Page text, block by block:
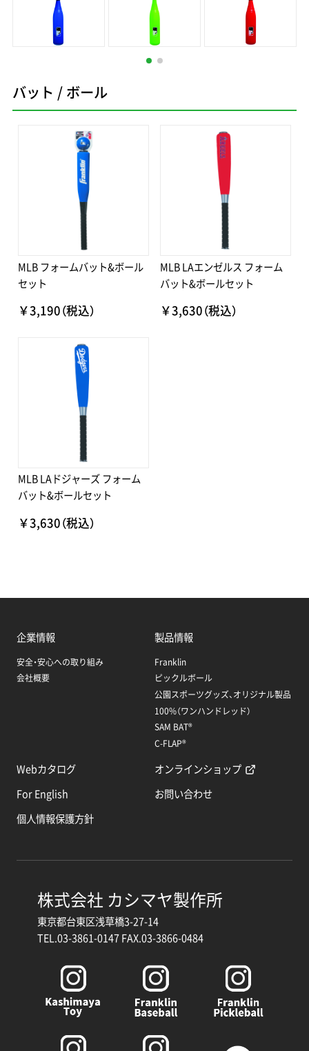
バット / ボール
MLB フォームバット&ボール
セット
￥3,190（税込）
MLB LAエンゼルス フォーム
バット&ボールセット
￥3,630（税込）
MLB LAドジャーズ フォーム
バット&ボールセット
￥3,630（税込）
株式会社 カシマヤ製作所
東京都台東区浅草橋3-27-14
TEL.03-3861-0147 FAX.03-3866-0484
企業情報
安全・安心への取り組み
会社概要
製品情報
Franklin
ピックルボール
公園スポーツグッズ、オリジナル製品
100%（ワンハンドレッド）
SAM BAT®
C-FLAP®
Webカタログ
オンラインショップ
For English
お問い合わせ
個人情報保護方針